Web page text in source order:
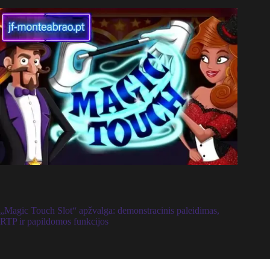
„Magic Touch Slot“ apžvalga: demonstracinis paleidimas,
RTP ir papildomos funkcijos